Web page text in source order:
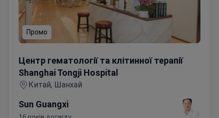
Промо
Центр гематології та клітинної терапії Shanghai Tongji
Центр гематології та клітинної терапії
Shanghai Tongji Hospital
Китай, Шанхай
Sun Guangxi
16 років досвіду
Шанхайська лікарня Тунцзі — це третинна